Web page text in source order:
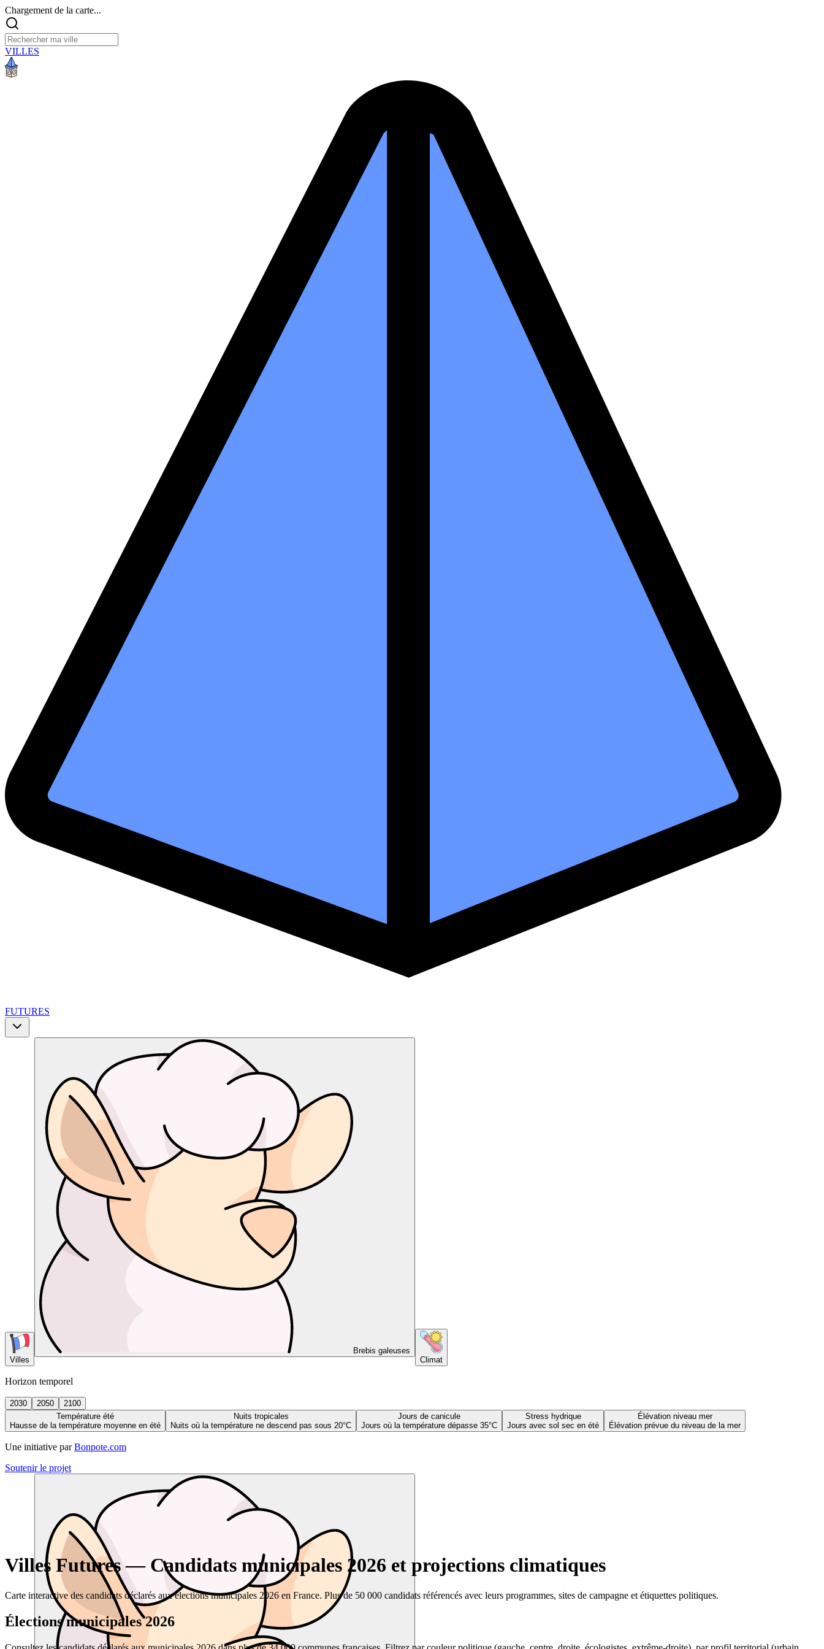
Chargement de la carte...
VILLES
FUTURES
Villes
Brebis galeuses
Climat
Horizon temporel
2030 2050
2100
Température été
Hausse de la température moyenne en été
Nuits tropicales
Nuits où la température ne descend pas sous 20°C
Jours de canicule
Jours où la température dépasse 35°C
Stress hydrique
Jours avec sol sec en été
Élévation niveau mer
Élévation prévue du niveau de la mer
Une initiative par Bonpote.com
Soutenir le projet
Villes Futures — Candidats municipales 2026 et projections climatiques
Carte interactive des candidats déclarés aux élections municipales 2026 en France. Plus de 50 000 candidats référencés avec leurs programmes, sites de campagne et étiquettes politiques.
Élections municipales 2026